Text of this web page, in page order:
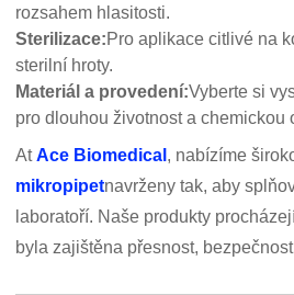
rozsahem hlasitosti.
Sterilizace:Pro aplikace citlivé na
sterilní hroty.
Materiál a provedení:Vyberte si
pro dlouhou životnost a chemickou
AtAce Biomedical , nabízíme
mikropipetnavrženy tak, aby
laboratoří. Naše produkty
byla zajištěna přesnost,